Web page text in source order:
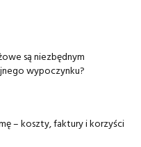
są niezbędnym
wypoczynku?
– koszty, faktury i korzyści